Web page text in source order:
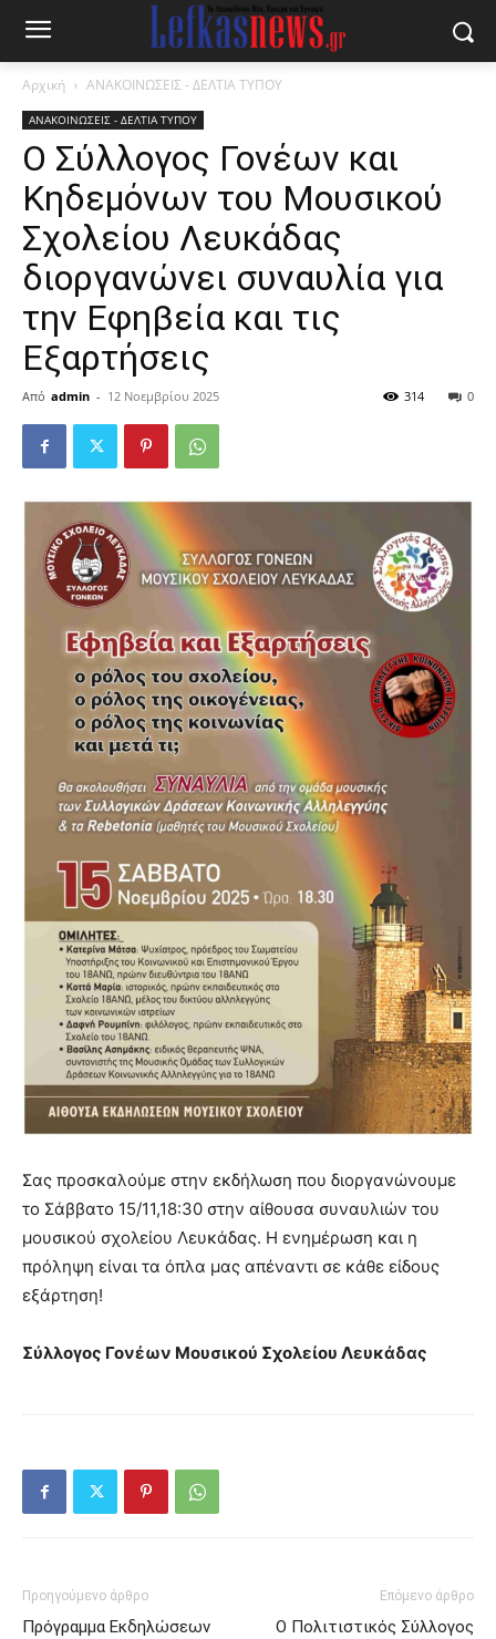
Αρχική ΑΝΑΚΟΙΝΩΣΕΙΣ - ΔΕΛΤΙΑ ΤΥΠΟΥ
ΑΝΑΚΟΙΝΩΣΕΙΣ - ΔΕΛΤΙΑ ΤΥΠΟΥ
Ο Σύλλογος Γονέων και
Κηδεμόνων του Μουσικού
Σχολείου Λευκάδας
διοργανώνει συναυλία για
την Εφηβεία και τις
Εξαρτήσεις
Από admin - 12 Νοεμβρίου 2025 0
314
Σας προσκαλούμε στην εκδήλωση που διοργανώνουμε
το Σάββατο 15/11,18:30 στην αίθουσα συναυλιών του
μουσικού σχολείου Λευκάδας. Η ενημέρωση και η
πρόληψη είναι τα όπλα μας απέναντι σε κάθε είδους
εξάρτηση!
Σύλλογος Γονέων Μουσικού Σχολείου Λευκάδας
Προηγούμενο άρθρο
Πρόγραμμα Εκδηλώσεων
Επόμενο άρθρο
Ο Πολιτιστικός Σύλλογος